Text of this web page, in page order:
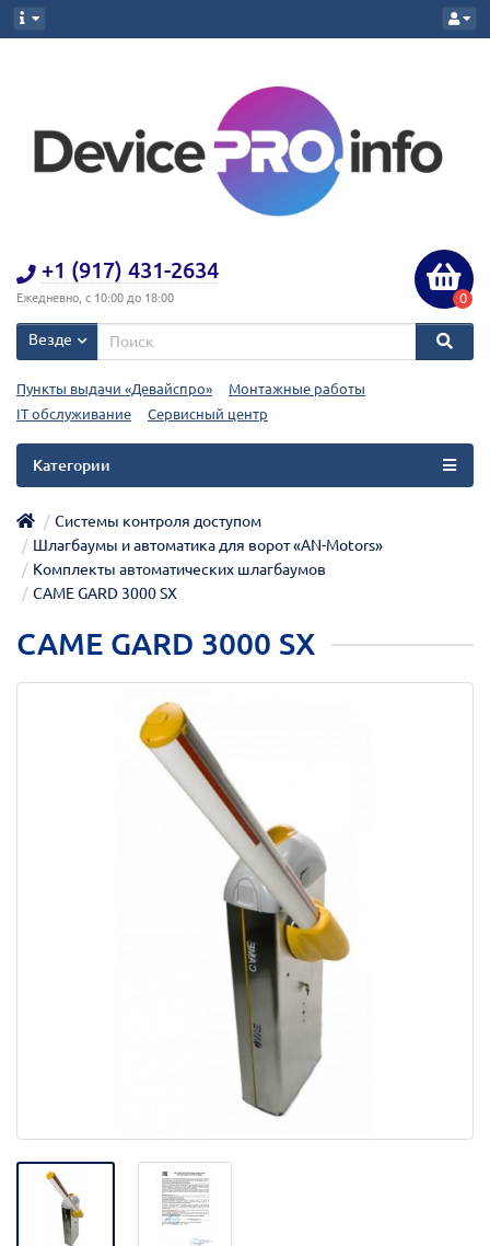
+1 (917) 431-2634
Ежедневно, с 10:00 до 18:00 0
Везде
Пункты выдачи «Девайспро»
Монтажные работы
IT обслуживание
Сервисный центр
Категории
Системы контроля доступом
Шлагбаумы и автоматика для ворот «AN-Motors»
Комплекты автоматических шлагбаумов
CAME GARD 3000 SX
CAME GARD 3000 SX